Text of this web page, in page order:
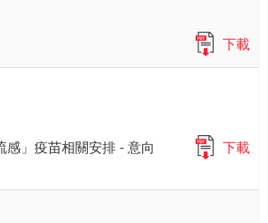
下載
感」疫苗相關安排 - 意向
下載